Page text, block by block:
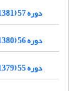
دوره 57 (1381)
دوره 56 (1380)
دوره 55 (1379)